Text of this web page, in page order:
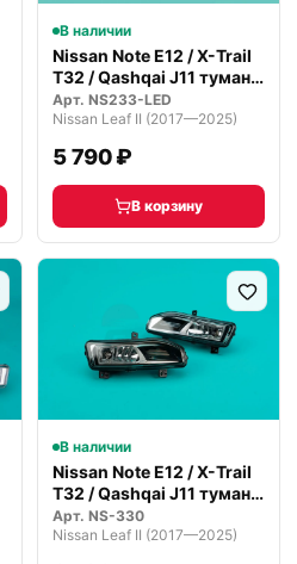
В наличии
Nissan Note E12 / X-Trail
T32 / Qashqai J11 туман…
Арт. NS233-LED
Nissan Leaf II (2017—2025)
5 790 ₽
В корзину
В наличии
Nissan Note E12 / X-Trail
T32 / Qashqai J11 туман…
Арт. NS-330
Nissan Leaf II (2017—2025)